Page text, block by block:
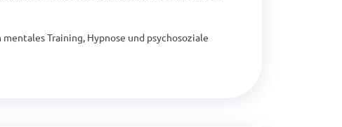
Training, Hypnose und psychosoziale